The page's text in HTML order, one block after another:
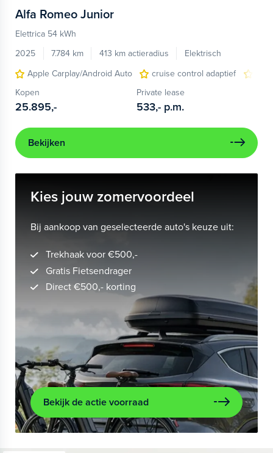
Alfa Romeo Junior
Elettrica 54 kWh
2025
7.784 km 413 km actieradius
Elektrisch
Apple Carplay/Android Auto
cruise control adaptief
Kopen
25.895,-
Private lease
533,- p.m.
Bekijken
Kies jouw zomervoordeel
Bij aankoop van geselecteerde auto's keuze uit:
Trekhaak voor €500,-
Gratis Fietsendrager
Direct €500,- korting
Bekijk de actie voorraad